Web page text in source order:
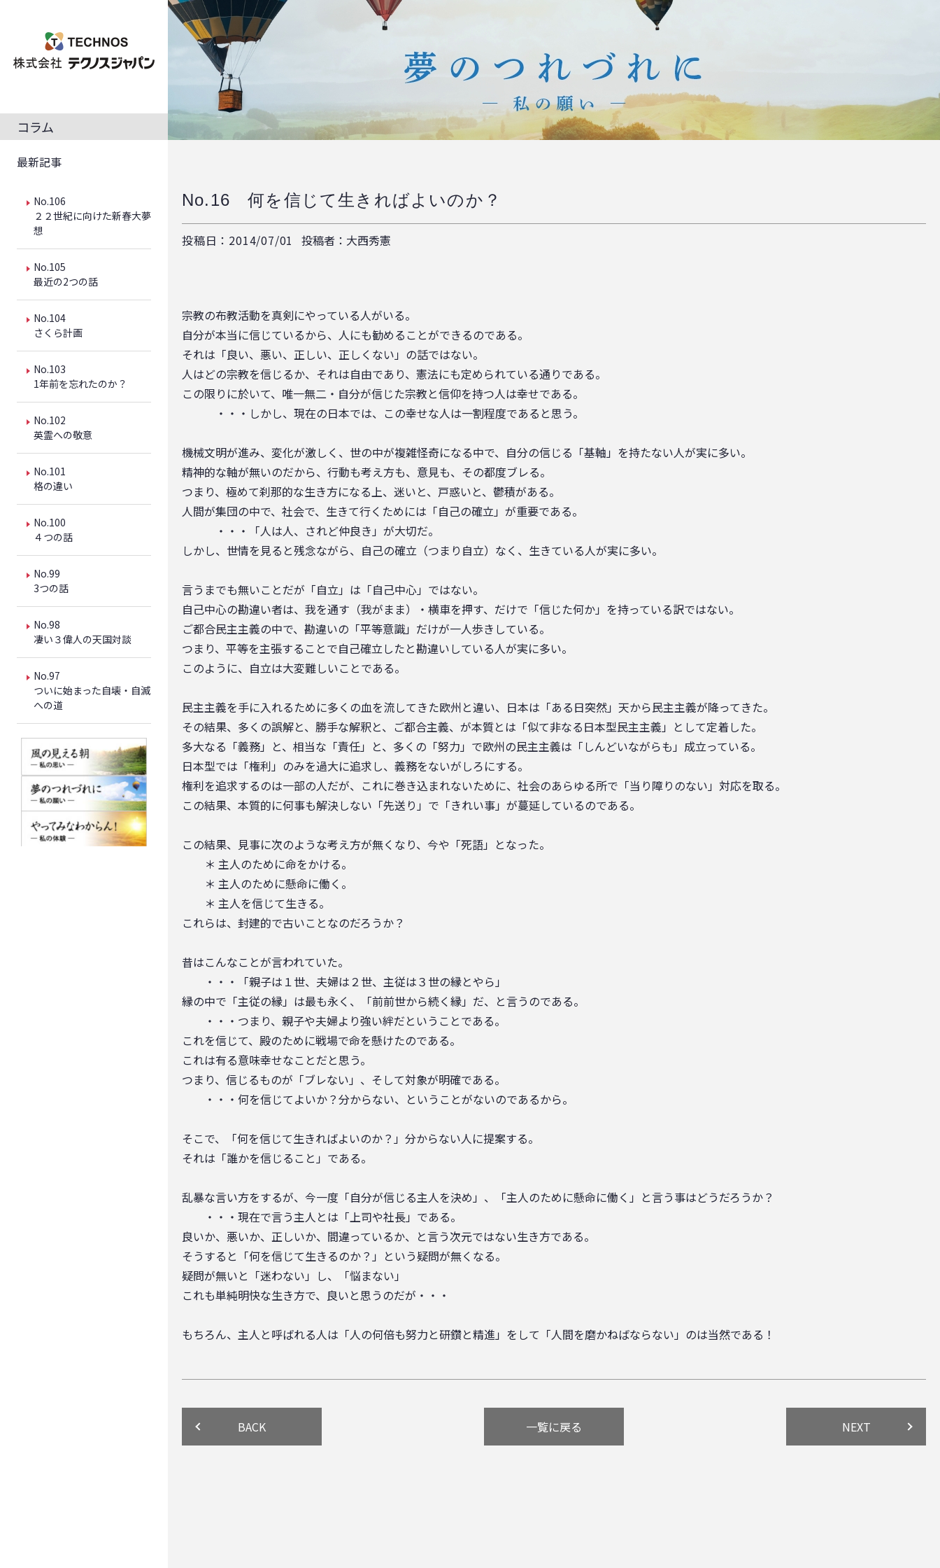
コラム
最新記事
No.106
２２世紀に向けた新春大夢
想
No.105
最近の2つの話
No.104
さくら計画
No.103
1年前を忘れたのか？
No.102
英霊への敬意
No.101
格の違い
No.100
４つの話
No.99
3つの話
No.98
凄い３偉人の天国対談
No.97
ついに始まった自壊・自滅
への道
No.16 何を信じて生きればよいのか？
投稿日：2014/07/01 投稿者：大西秀憲
宗教の布教活動を真剣にやっている人がいる。
自分が本当に信じているから、人にも勧めることができるのである。
それは「良い、悪い、正しい、正しくない」の話ではない。
人はどの宗教を信じるか、それは自由であり、憲法にも定められている通りである。
この限りに於いて、唯一無二・自分が信じた宗教と信仰を持つ人は幸せである。
・・・しかし、現在の日本では、この幸せな人は一割程度であると思う。
機械文明が進み、変化が激しく、世の中が複雑怪奇になる中で、自分の信じる「基軸」を持たない人が実に多い。
精神的な軸が無いのだから、行動も考え方も、意見も、その都度ブレる。
つまり、極めて刹那的な生き方になる上、迷いと、戸惑いと、鬱積がある。
人間が集団の中で、社会で、生きて行くためには「自己の確立」が重要である。
・・・「人は人、されど仲良き」が大切だ。
しかし、世情を見ると残念ながら、自己の確立（つまり自立）なく、生きている人が実に多い。
言うまでも無いことだが「自立」は「自己中心」ではない。
自己中心の勘違い者は、我を通す（我がまま）・横車を押す、だけで「信じた何か」を持っている訳ではない。
ご都合民主主義の中で、勘違いの「平等意識」だけが一人歩きしている。
つまり、平等を主張することで自己確立したと勘違いしている人が実に多い。
このように、自立は大変難しいことである。
民主主義を手に入れるために多くの血を流してきた欧州と違い、日本は「ある日突然」天から民主主義が降ってきた。
その結果、多くの誤解と、勝手な解釈と、ご都合主義、が本質とは「似て非なる日本型民主主義」として定着した。
多大なる「義務」と、相当な「責任」と、多くの「努力」で欧州の民主主義は「しんどいながらも」成立っている。
日本型では「権利」のみを過大に追求し、義務をないがしろにする。
権利を追求するのは一部の人だが、これに巻き込まれないために、社会のあらゆる所で「当り障りのない」対応を取る。
この結果、本質的に何事も解決しない「先送り」で「きれい事」が蔓延しているのである。
この結果、見事に次のような考え方が無くなり、今や「死語」となった。
＊ 主人のために命をかける。
＊ 主人のために懸命に働く。
＊ 主人を信じて生きる。
これらは、封建的で古いことなのだろうか？
昔はこんなことが言われていた。
・・・「親子は１世、夫婦は２世、主従は３世の縁とやら」
縁の中で「主従の縁」は最も永く、「前前世から続く縁」だ、と言うのである。
・・・つまり、親子や夫婦より強い絆だということである。
これを信じて、殿のために戦場で命を懸けたのである。
これは有る意味幸せなことだと思う。
つまり、信じるものが「ブレない」、そして対象が明確である。
・・・何を信じてよいか？分からない、ということがないのであるから。
そこで、「何を信じて生きればよいのか？」分からない人に提案する。
それは「誰かを信じること」である。
乱暴な言い方をするが、今一度「自分が信じる主人を決め」、「主人のために懸命に働く」と言う事はどうだろうか？
・・・現在で言う主人とは「上司や社長」である。
良いか、悪いか、正しいか、間違っているか、と言う次元ではない生き方である。
そうすると「何を信じて生きるのか？」という疑問が無くなる。
疑問が無いと「迷わない」し、「悩まない」
これも単純明快な生き方で、良いと思うのだが・・・
もちろん、主人と呼ばれる人は「人の何倍も努力と研鑽と精進」をして「人間を磨かねばならない」のは当然である！
BACK NEXT
一覧に戻る